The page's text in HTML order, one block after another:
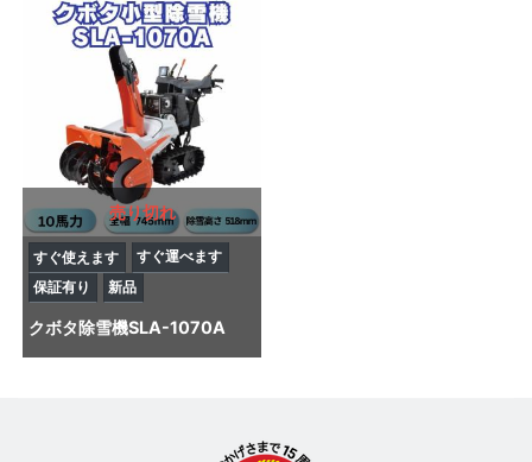
売り切れ
すぐ使えます
すぐ運べます
保証有り
新品
クボタ除雪機SLA-1070A